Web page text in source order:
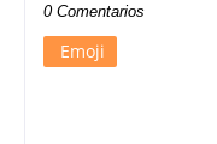
0 Comentarios
Emoji